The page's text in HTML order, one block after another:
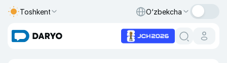
Toshkent O‘zbekcha